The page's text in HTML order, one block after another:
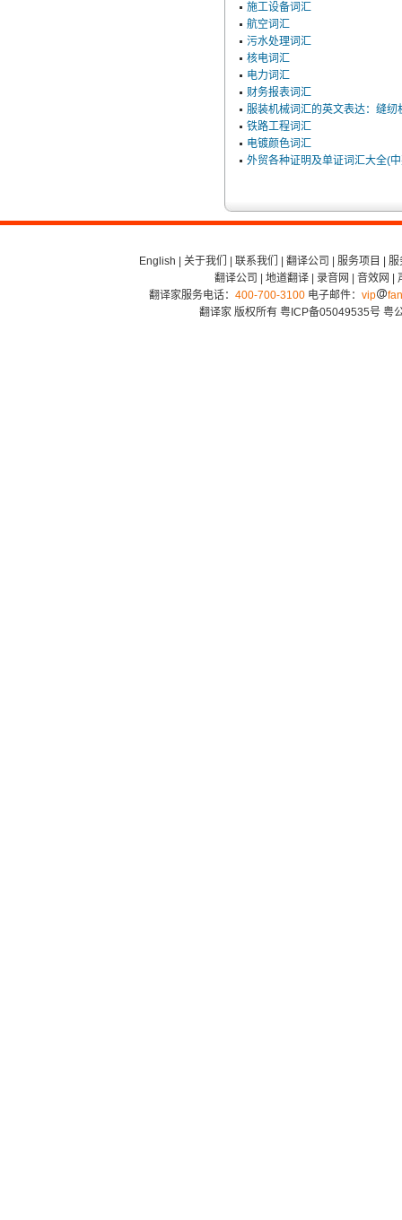
施工设备词汇
航空词汇
污水处理词汇
核电词汇
电力词汇
财务报表词汇
服装机械词汇的英文表达：缝纫
铁路工程词汇
电镀颜色词汇
外贸各种证明及单证词汇大全(
English 关于我们 联系我们 翻译公司 服务项目
服
翻译公司
地道翻译| 录音网 音效网
翻译家服务电话： 400-700-3100电子邮件： vip
翻译家 版权所有 粤ICP备05049535号 粤